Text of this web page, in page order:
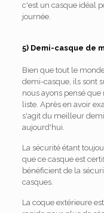
c'est un casque idéal
journée.
5) Demi-casque de
Bien que tout le
demi-casque, ils sont
nous ayons pensé
liste. Après en avoir
s'agit du meilleur
aujourd'hui.
La sécurité étant
que ce casque est
bénéficient de la
casques.
La coque extérieure